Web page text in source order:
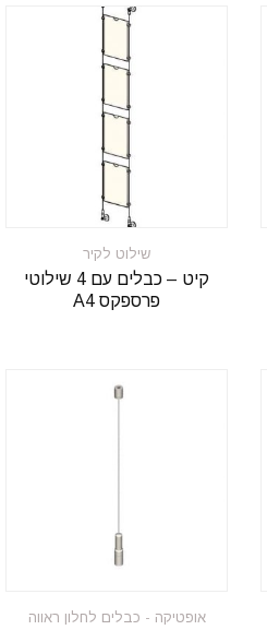
שילוט לקיר
קיט – כבלים עם 4 שילוטי
פרספקס A4
אופטיקה - כבלים לחלון ראווה